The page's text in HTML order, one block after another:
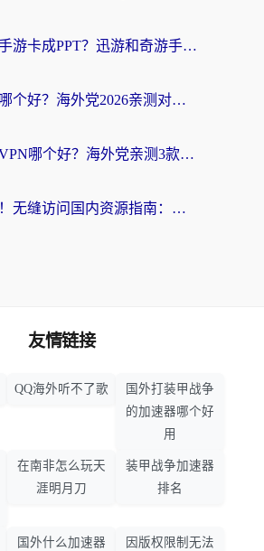
海外玩国内手游卡成PPT？迅游和奇游手游哪个好？附真实VPN评测及番茄加速器体验
迅游和穿梭哪个好？海外党2026亲测对比+免费vs付费选择指南，附番茄加速器实测体验
穿梭和腾讯VPN哪个好？海外党亲测3款热门回国加速器，附避坑指南
海外党必看！无缝访问国内资源指南：从vpn官网下载到加速器选择（附番茄实测）
友情链接
QQ海外听不了歌
国外打装甲战争
的加速器哪个好
用
在南非怎么玩天
涯明月刀
装甲战争加速器
排名
国外什么加速器 因版权限制无法